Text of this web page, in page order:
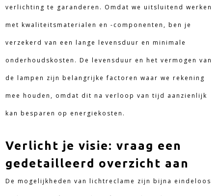
verlichting te garanderen. Omdat we uitsluitend werken
met kwaliteitsmaterialen en -componenten, ben je
verzekerd van een lange levensduur en minimale
onderhoudskosten. De levensduur en het vermogen van
de lampen zijn belangrijke factoren waar we rekening
mee houden, omdat dit na verloop van tijd aanzienlijk
kan besparen op energiekosten.
Verlicht je visie: vraag een
gedetailleerd overzicht aan
De mogelijkheden van lichtreclame zijn bijna eindeloos